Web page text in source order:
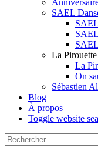
SAEL
La Pirouette
La
On
Sébastien
Blog
À propos
Toggle website